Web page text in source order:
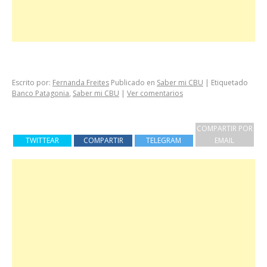
Escrito por: Fernanda Freites Publicado en Saber mi CBU | Etiquetado
Banco Patagonia, Saber mi CBU | Ver comentarios
TWITTEAR COMPARTIR TELEGRAM
COMPARTIR POR
EMAIL